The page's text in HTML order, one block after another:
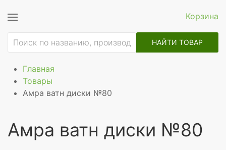
Корзина
НАЙТИ ТОВАР
Главная
Товары
Амра ватн диски №80
Амра ватн диски №80